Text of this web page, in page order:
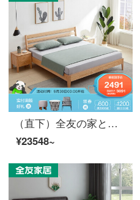
（直下）全友の家と北欧のダブルベッド1.8 mベッドルーム、ベトドの主なベッドベルトとパッケージの組み合わせ原木色フレームベッドの組み合わせ家具125008フレームベッド（ソフトバッグなし）1500*2000
¥23548~